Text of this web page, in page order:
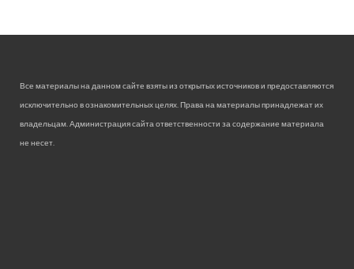
Все материалы на данном сайте взяты из открытых источников и предоставляются
исключительно в ознакомительных целях. Права на материалы принадлежат их
владельцам. Администрация сайта ответственности за содержание материала
не несет.